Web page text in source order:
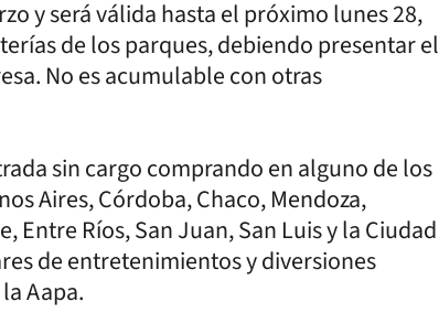
y será válida hasta el próximo lunes 28,
de los parques, debiendo presentar el
No es acumulable con otras
sin cargo comprando en alguno de los
Aires, Córdoba, Chaco, Mendoza,
Entre Ríos, San Juan, San Luis y la Ciudad
de entretenimientos y diversiones
Aapa.